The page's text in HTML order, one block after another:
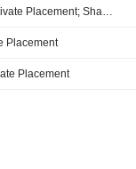
Placement
Placement